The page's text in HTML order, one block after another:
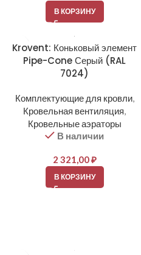
В КОРЗИНУ
Krovent: Коньковый элемент
Pipe-Cone Серый (RAL
7024)
Комплектующие для кровли,
Кровельная вентиляция,
Кровельные аэраторы
В наличии
2 321,00₽
В КОРЗИНУ